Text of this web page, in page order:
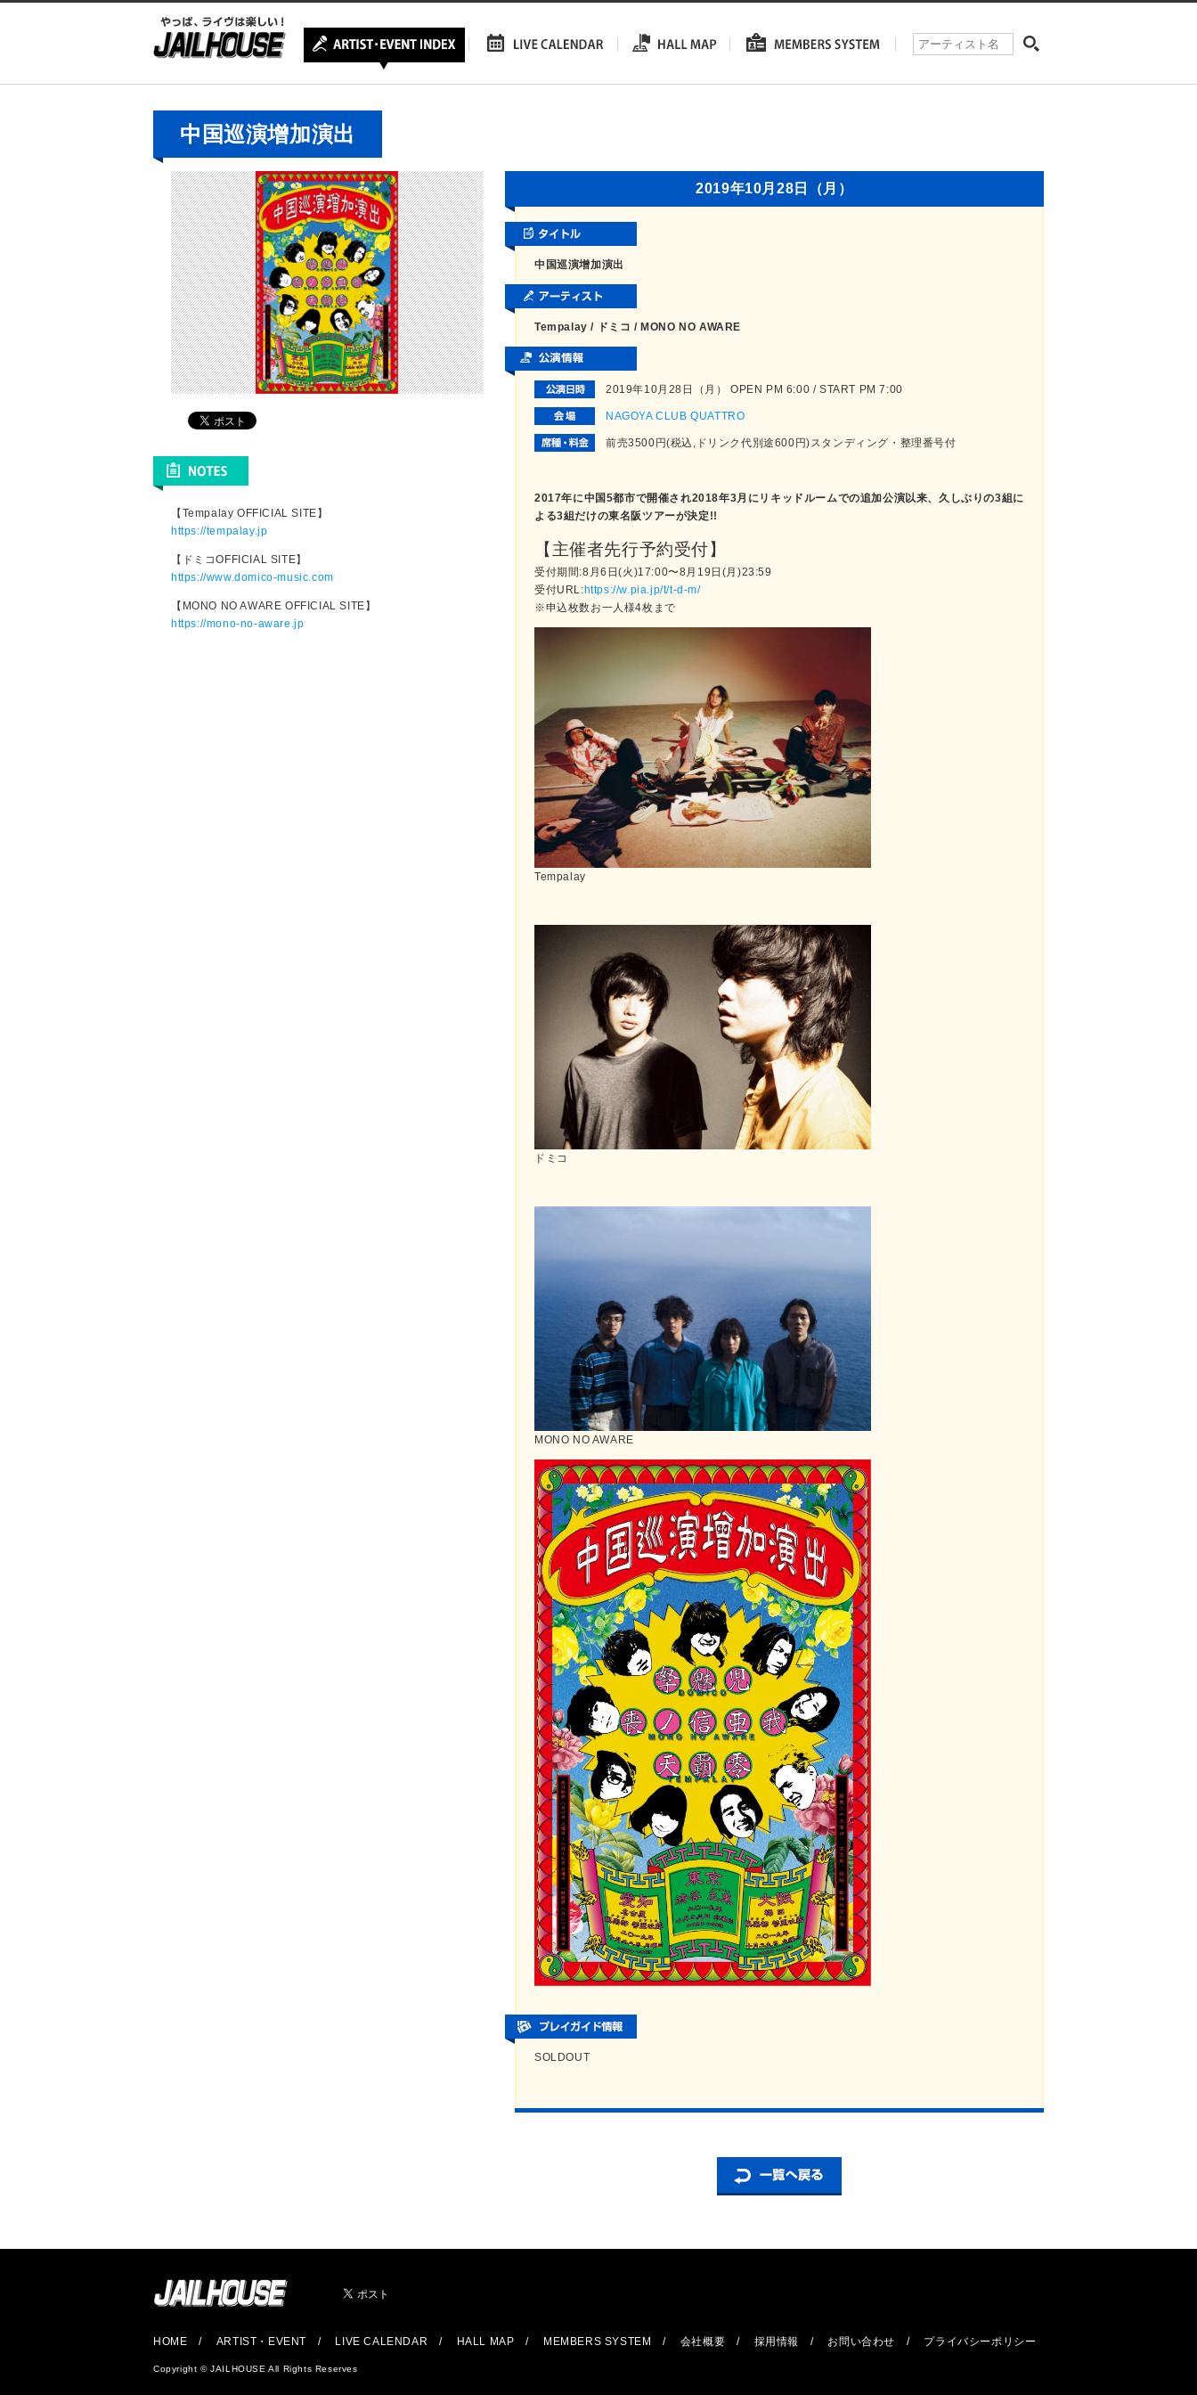
中国巡演增加演出
【Tempalay OFFICIAL SITE】
https://tempalay.jp
【ドミコOFFICIAL SITE】
https://www.domico-music.com
【MONO NO AWARE OFFICIAL SITE】
https://mono-no-aware.jp
2019年10月28日（月）
中国巡演增加演出
Tempalay / ドミコ / MONO NO AWARE
2019年10月28日（月） OPEN PM 6:00 / START PM 7:00
NAGOYA CLUB QUATTRO
前売3500円(税込,ドリンク代別途600円)スタンディング・整理番号付
2017年に中国5都市で開催され2018年3月にリキッドルームでの追加公演以来、 久しぶりの3組に
よる3組だけの東名阪ツアーが決定!!
【主催者先行予約受付】
受付期間:8月6日(火)17:00〜8月19日(月)23:59
受付URL:https://w.pia.jp/t/t-d-m/
※申込枚数お一人様4枚まで
Tempalay
ドミコ
MONO NO AWARE
SOLDOUT
HOME ARTIST・EVENT LIVE CALENDAR HALL MAP MEMBERS SYSTEM 会社概要 採用情報 お問い合わせ プライバシーポリシー
Copyright © JAILHOUSE All Rights Reserves